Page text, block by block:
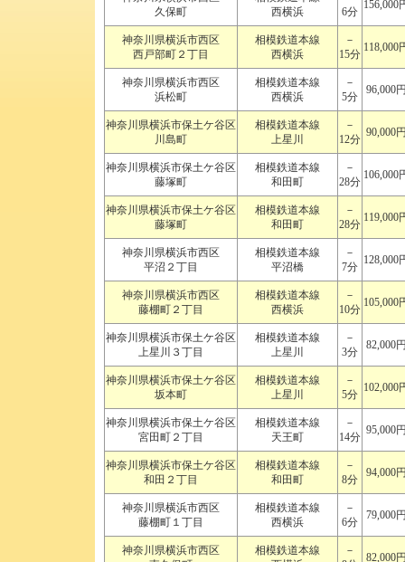
久保町
西横浜
6分
156,000
神奈川県横浜市西区
西戸部町２丁目
相模鉄道本線
西横浜
－
15分
118,000
神奈川県横浜市西区
浜松町
相模鉄道本線
西横浜
－
5分
96,000
神奈川県横浜市保土ケ谷区
川島町
相模鉄道本線
上星川
－
12分
90,000
神奈川県横浜市保土ケ谷区
藤塚町
相模鉄道本線
和田町
－
28分
106,000
神奈川県横浜市保土ケ谷区
藤塚町
相模鉄道本線
和田町
－
28分
119,000
神奈川県横浜市西区
平沼２丁目
相模鉄道本線
平沼橋
－
7分
128,000
神奈川県横浜市西区
藤棚町２丁目
相模鉄道本線
西横浜
－
10分
105,000
神奈川県横浜市保土ケ谷区
上星川３丁目
相模鉄道本線
上星川
－
3分
82,000
神奈川県横浜市保土ケ谷区
坂本町
相模鉄道本線
上星川
－
5分
102,000
神奈川県横浜市保土ケ谷区
宮田町２丁目
相模鉄道本線
天王町
－
14分
95,000
神奈川県横浜市保土ケ谷区
和田２丁目
相模鉄道本線
和田町
－
8分
94,000
神奈川県横浜市西区
藤棚町１丁目
相模鉄道本線
西横浜
－
6分
79,000
神奈川県横浜市西区
相模鉄道本線
－
82,000